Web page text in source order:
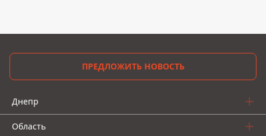
ПРЕДЛОЖИТЬ НОВОСТЬ
Днепр
Область